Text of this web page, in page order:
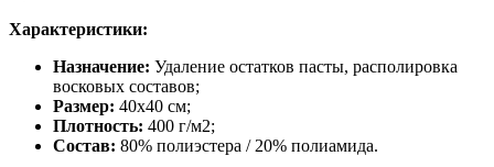
Характеристики:
Назначение: Удаление остатков пасты, располировка
восковых составов;
Размер: 40х40 см;
Плотность: 400 г/м2;
Состав: 80% полиэстера / 20% полиамида.